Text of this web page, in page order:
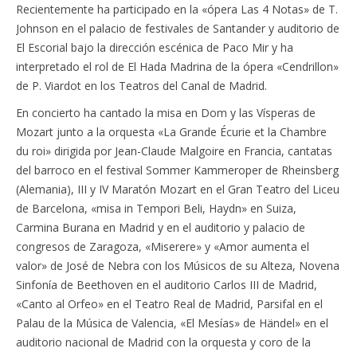
Recientemente ha participado en la «ópera Las 4 Notas» de T.
Johnson en el palacio de festivales de Santander y auditorio de
El Escorial bajo la dirección escénica de Paco Mir y ha
interpretado el rol de El Hada Madrina de la ópera «Cendrillon»
de P. Viardot en los Teatros del Canal de Madrid.
En concierto ha cantado la misa en Dom y las Vísperas de
Mozart junto a la orquesta «La Grande Écurie et la Chambre
du roi» dirigida por Jean-Claude Malgoire en Francia, cantatas
del barroco en el festival Sommer Kammeroper de Rheinsberg
(Alemania), III y IV Maratón Mozart en el Gran Teatro del Liceu
de Barcelona, «misa in Tempori Beli, Haydn» en Suiza,
Carmina Burana en Madrid y en el auditorio y palacio de
congresos de Zaragoza, «Miserere» y «Amor aumenta el
valor» de José de Nebra con los Músicos de su Alteza, Novena
Sinfonía de Beethoven en el auditorio Carlos III de Madrid,
«Canto al Orfeo» en el Teatro Real de Madrid, Parsifal en el
Palau de la Música de Valencia, «El Mesías» de Händel» en el
auditorio nacional de Madrid con la orquesta y coro de la